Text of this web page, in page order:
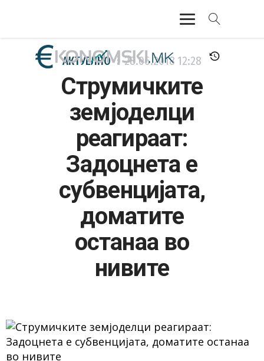
АКТУЕЛНО
ЕКОНОМИЈА
ФИНАНСИИ
БАНКАРСТВО
ЖИВОТ
МОЗАИК
АКТУЕЛНО 28.06.2018 12:28
Струмичките
земјоделци
реагираат:
Задоцнета е
субвенцијата,
доматите
останаа во
нивите